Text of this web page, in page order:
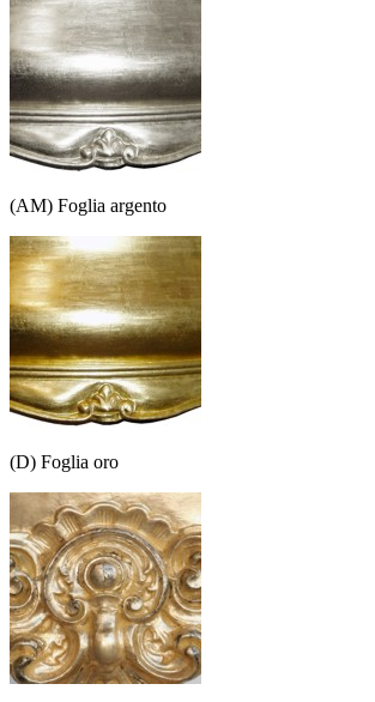
(AM) Foglia argento
(D) Foglia oro